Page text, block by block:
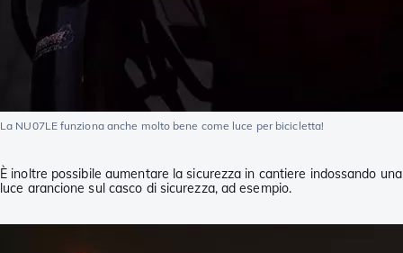
La NU07LE funziona anche molto bene come luce per bicicletta!
È inoltre possibile aumentare la sicurezza in cantiere indossando una
luce arancione sul casco di sicurezza, ad esempio.